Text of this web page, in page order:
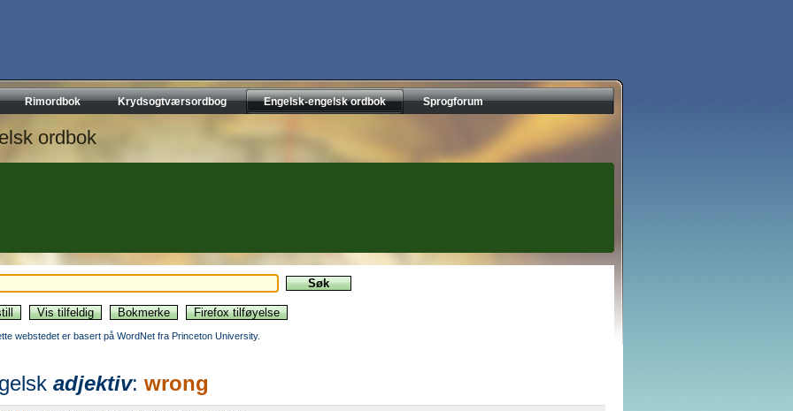
Rimordbok Krydsogtværsordbog Engelsk-engelsk ordbok Sprogforum
ordbok
webstedet er basert på WordNet fra Princeton University.
adjektiv: wrong